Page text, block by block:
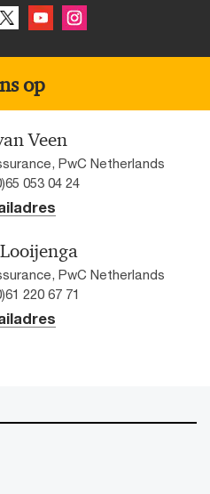
op
Veen
PwC Netherlands
053 04 24
PwC Netherlands
220 67 71